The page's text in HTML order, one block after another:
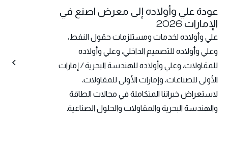
عودة علي وأولاده إلى معرض اصنع في
الإمارات 2026
علي وأولاده لخدمات ومستلزمات حقول النفط،
وعلي وأولاده للتصميم الداخلي، وعلي وأولاده
للمقاولات، وعلي وأولاده للهندسة البحرية / إمارات
الأولى للصناعات، وإمارات الأولى للمقاولات،
لاستعراض خبراتنا المتكاملة في مجالات الطاقة
والهندسة البحرية والمقاولات والحلول الصناعية.